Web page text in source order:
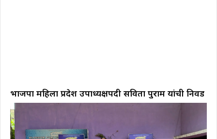
भाजपा महिला प्रदेश उपाध्यक्षपदी सविता पुराम यांची निवड